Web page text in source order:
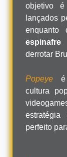
objetivo
lançados
espinafre
derrotar
Popeye
cultura
perfeito